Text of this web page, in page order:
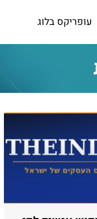
עופריקס בלוג